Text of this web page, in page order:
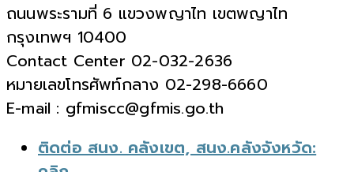
ถนนพระรามที่ 6 แขวงพญาไท เขตพญาไท
กรุงเทพฯ 10400
Contact Center 02-032-2636
หมายเลขโทรศัพท์กลาง 02-298-6660
E-mail : gfmiscc@gfmis.go.th
ติดต่อ สนง. คลังเขต, สนง.คลังจังหวัด: